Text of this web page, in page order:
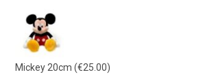
Mickey 20cm (€25.00)